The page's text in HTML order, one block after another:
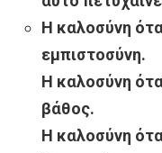
Η καλοσύνη
εμπιστοσύνη.
Η καλοσύνη
βάθος.
Η καλοσύνη